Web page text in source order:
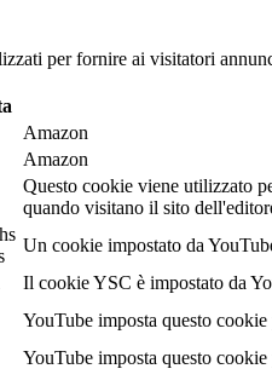
per fornire ai visitatori
Amazon
Amazon
Questo cookie viene utilizzato
quando visitano il sito
Un cookie impostato da
Il cookie YSC è impostato da
YouTube imposta questo
YouTube imposta questo